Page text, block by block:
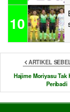
10
ARTIKEL
Hajime Moriyasu Tak
Peribadi